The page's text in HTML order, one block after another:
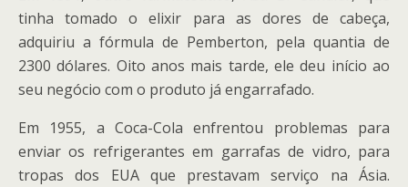
tinha tomado o elixir para as dores de cabeça,
adquiriu a fórmula de Pemberton, pela quantia de
2300 dólares. Oito anos mais tarde, ele deu início ao
seu negócio com o produto já engarrafado.
Em 1955, a Coca-Cola enfrentou problemas para
enviar os refrigerantes em garrafas de vidro, para
tropas dos EUA que prestavam serviço na Ásia.